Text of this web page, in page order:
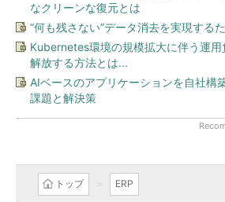
なクリーンな復元とは
“何も残さない”データ消去を実現する
Kubernetes環境の規模拡大に伴う運
解放する方法とは...
AIベースのアプリケーションを自社構
課題と解決策
トップ ERP